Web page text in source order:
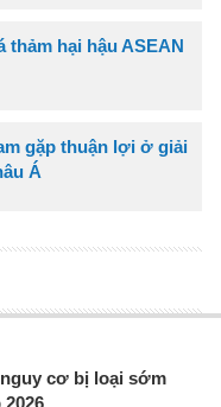
thảm hại hậu ASEAN
gặp thuận lợi ở giải
Á
cơ bị loại sớm